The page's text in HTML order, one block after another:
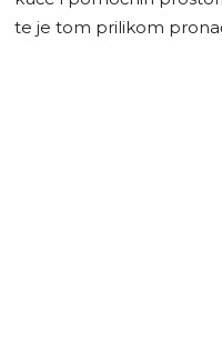
te je tom prilikom